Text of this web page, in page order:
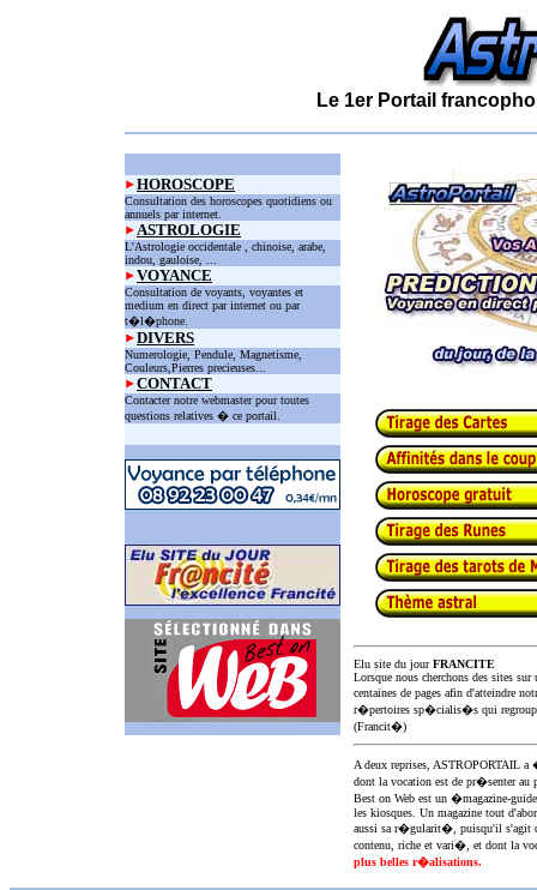
Le 1er Portail
HOROSCOPE
Consultation des horoscopes quotidiens ou
annuels par internet.
ASTROLOGIE
L'Astrologie occidentale , chinoise, arabe,
indou, gauloise, ...
VOYANCE
Consultation de voyants, voyantes et
medium en direct par internet ou par
t�l�phone.
DIVERS
Numerologie, Pendule, Magnetisme,
Couleurs,Pierres precieuses...
CONTACT
Contacter notre webmaster pour toutes
questions relatives � ce portail.
Elu site du jourFRANCITE
Lorsque nous cherchons des sites
centaines de pages afin d'atteindre
r�pertoires sp�cialis�s qui
(Francit�)
A deux reprises,
dont la vocation est de pr�senter au
Best on Web est un �magazine-
les kiosques. Un magazine tout
aussi sa r�gularit�, puisqu'il s'agit
contenu, riche et vari�, et dont la
plus belles r�alisations.